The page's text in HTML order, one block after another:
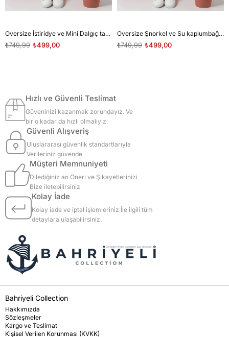
Oversize İstiridye ve Mini Dalgıç tasarım unisex T-shirt
₺499,00
₺749,99
Oversize Şnorkel ve Su kaplumbağası tasarım unisex T-shirt
₺499,00
₺749,99
Hızlı ve Güvenli Teslimat
Güveninizi kazanmak zorundayız. Ve
bir o kadar da hızlı olmalıyız.
Güvenli Alışveriş
Uluslararası güvenlik standartlarıyla
Verileriniz güvende
Müşteri Memnuniyeti
Dilediğiniz an Öneri ve Şikayetlerinizi
Bize iletebilirsiniz
Kolay İade
Kolay iade ve iptal işlemleriniz İle ilgili tüm
detaylara ulaşabilirsiniz.
Bahriyeli Collection
Hakkımızda
Sözleşmeler
Kargo ve Teslimat
Kişisel Verilen Korunması (KVKK)